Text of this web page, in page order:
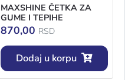
MAXSHINE ČETKA ZA
GUME I TEPIHE
870,00 RSD
Dodaj u korpu